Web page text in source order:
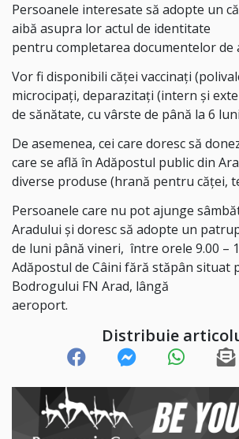
Persoanele interesate să adopte un
aibă asupra lor actul de identitate
pentru completarea documentelor de
Vor fi disponibili căței vaccinați
microcipați, deparazitați (intern și
de sănătate, cu vârste de până la 6
De asemenea, cei care doresc să
care se află în Adăpostul public din
diverse produse (hrană pentru căței,
Persoanele care nu pot ajunge
Aradului și doresc să adopte un
de luni până vineri, între orele 9.00 –
Adăpostul de Câini fără stăpân situat
Bodrogului FN Arad, lângă
aeroport.
Distribuie